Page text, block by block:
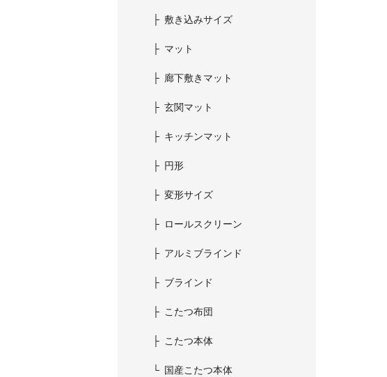
敷き込みサイズ
マット
廊下敷きマット
玄関マット
キッチンマット
円形
変形サイズ
ロールスクリーン
アルミブラインド
ブラインド
こたつ布団
こたつ本体
国産こたつ本体